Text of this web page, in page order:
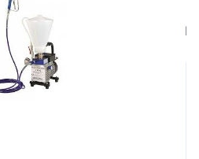
Niet op voorraad